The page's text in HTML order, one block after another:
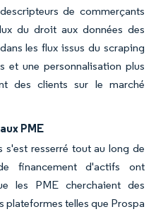
de commerçants
du droit aux données des
les flux issus du scraping
une personnalisation plus
des clients sur le marché
PME
s'est resserré tout au long de
financement d'actifs ont
les PME cherchaient des
plateformes telles que Prospa